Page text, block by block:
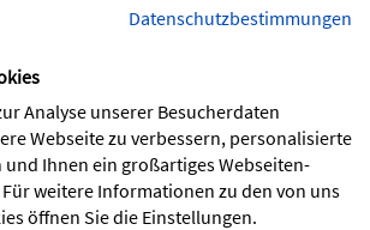
Datenschutzbestimmungen
Analyse unserer Besucherdaten
Webseite zu verbessern, personalisierte
und Ihnen ein großartiges Webseiten-
weitere Informationen zu den von uns
öffnen Sie die Einstellungen.
Fakten